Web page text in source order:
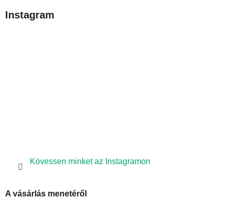
bInstagram
Kövessen minket az Instagramon
A vásárlás menetéről